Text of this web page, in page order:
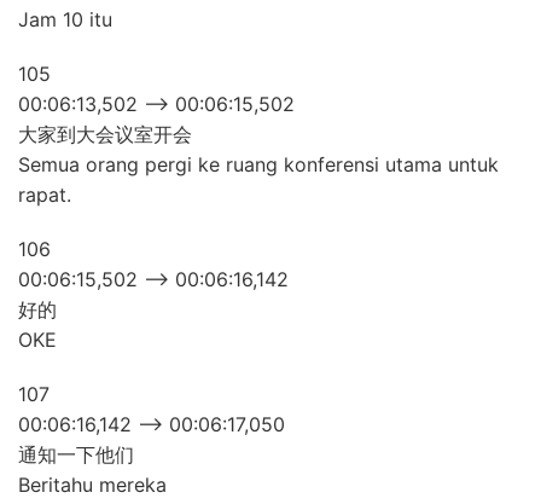
Jam 10 itu
105
00:06:13,502 –> 00:06:15,502
大家到大会议室开会
Semua orang pergi ke ruang konferensi utama untuk
rapat.
106
00:06:15,502 –> 00:06:16,142
好的
OKE
107
00:06:16,142 –> 00:06:17,050
通知一下他们
Beritahu mereka